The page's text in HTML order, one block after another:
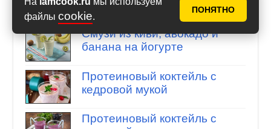
файлы cookie.
ПОНЯТНО
Подборка рецептов
Смузи из киви, авокадо и
банана на йогурте
Протеиновый коктейль с
кедровой мукой
Протеиновый коктейль с